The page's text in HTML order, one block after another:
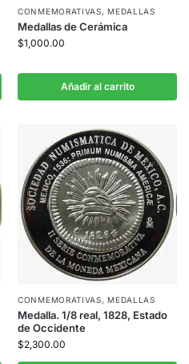
CONMEMORATIVAS,MEDALLAS
Medallas de Cerámica
$1,000.00
Añadir al carrito
CONMEMORATIVAS,MEDALLAS
Medalla. 1/8 real, 1828, Estado
de Occidente
$2,300.00